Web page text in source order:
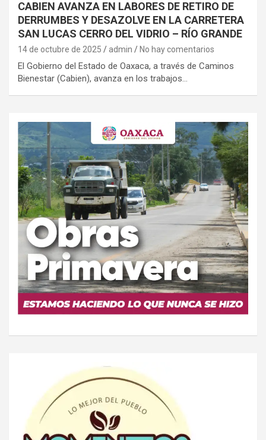
CABIEN AVANZA EN LABORES DE RETIRO DE
DERRUMBES Y DESAZOLVE EN LA CARRETERA
SAN LUCAS CERRO DEL VIDRIO – RÍO GRANDE
14 de octubre de 2025 admin No hay comentarios
El Gobierno del Estado de Oaxaca, a través de Caminos
Bienestar (Cabien), avanza en los trabajos…